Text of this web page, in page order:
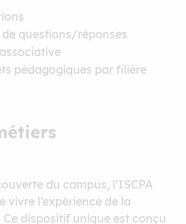
de questions/réponses
pédagogiques par filière
du campus, l’ISCPA
vivre l’expérience de la
Ce dispositif unique est conçu